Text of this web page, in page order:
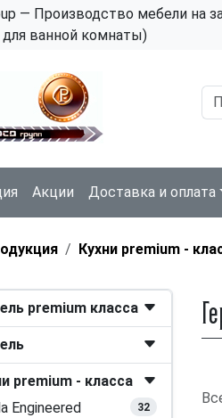
— Производство мебели на
ванной комнаты)
Акции Доставка и оплата
Кухни premium -
premium класса
premium - класса
Engineered
32